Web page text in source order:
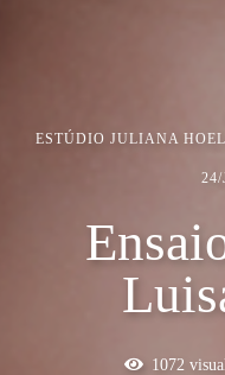
ESTÚDIO JULIANA
1072